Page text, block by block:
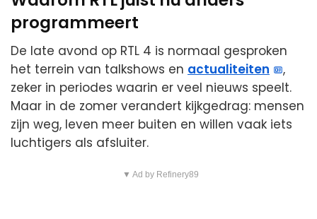
programmeert
De late avond op RTL 4 is normaal gesproken
het terrein van talkshows en actualiteiten
,
zeker in periodes waarin er veel nieuws speelt.
Maar in de zomer verandert kijkgedrag: mensen
zijn weg, leven meer buiten en willen vaak iets
luchtigers als afsluiter.
▼ Ad by Refinery89